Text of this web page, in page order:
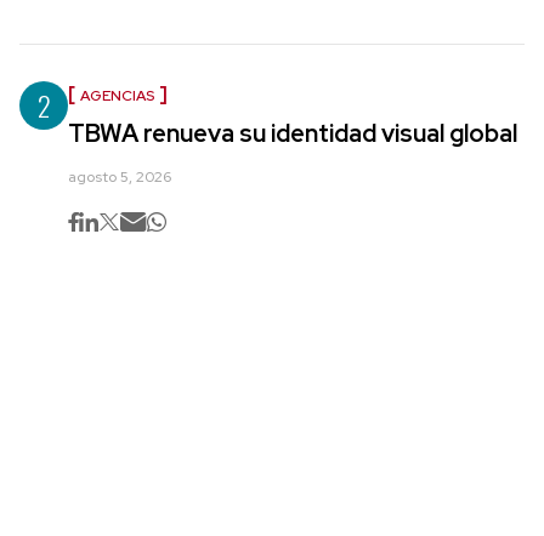
2 AGENCIAS
TBWA renueva su identidad visual global
agosto 5, 2026